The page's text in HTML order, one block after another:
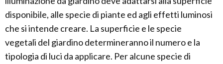
disponibile, alle specie di piante ed agli effetti luminosi
che si intende creare. La superficie e le specie
vegetali del giardino determineranno il numero e la
tipologia di luci da applicare. Per alcune specie di